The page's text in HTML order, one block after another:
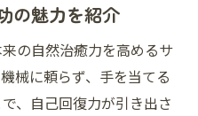
の魅力を紹介
の自然治癒力を高めるサ
械に頼らず、手を当てる
、自己回復力が引き出さ